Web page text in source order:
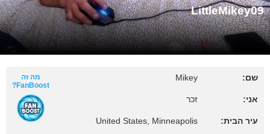
LittleMikey09
שם: Mikey
אני: זכר
עיר הבית: United States, Minneapolis
מה זה
FanBoost?